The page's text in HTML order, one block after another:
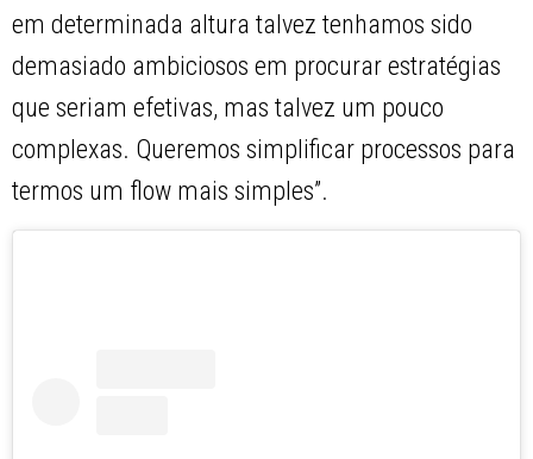
em determinada altura talvez tenhamos sido
demasiado ambiciosos em procurar estratégias
que seriam efetivas, mas talvez um pouco
complexas. Queremos simplificar processos para
termos um flow mais simples”.